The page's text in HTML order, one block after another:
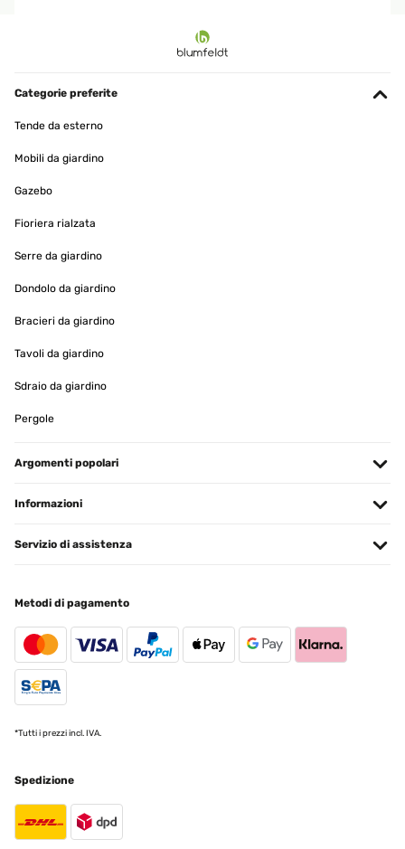
c est le montage qui est quand même assez complexe...
Ina
22/11/2024
postventa ha sido satisfactorio.Opinion original:Me gusta mucho y
encontre rotas dos sujecciones, no se ni como se han roto y les dije
que suponia que habria sido el viento, a lo que me responden que
si se rompe por viendo no hay garantia... no se rick o me envían las
piezas defectuosas o que me devuelvan el dinero, pero si compras
algo asi lo ultimo que esperas es que se rompa solo y se limpien las
manos.Todo es metalico salvo estas piezas que son de
Categorie preferite
Tende da esterno
Mobili da giardino
Gazebo
Fioriera rialzata
Serre da giardino
Dondolo da giardino
Bracieri da giardino
Tavoli da giardino
Sdraio da giardino
Pergole
Argomenti popolari
Informazioni
Servizio di assistenza
Metodi di pagamento
*Tutti i prezzi incl. IVA.
Spedizione